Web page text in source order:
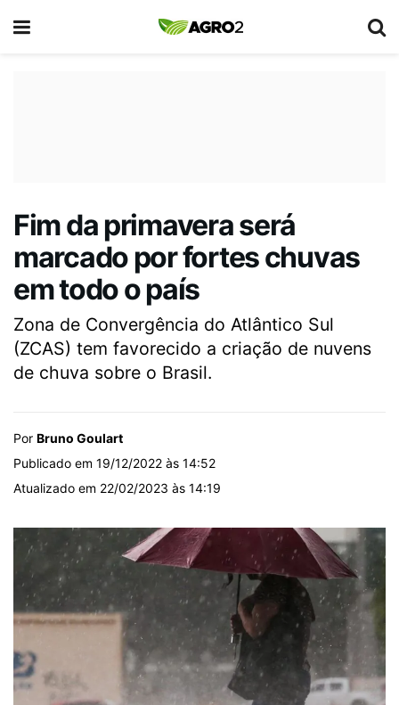
Fim da primavera será
marcado por fortes chuvas
em todo o país
Zona de Convergência do Atlântico Sul
(ZCAS) tem favorecido a criação de nuvens
de chuva sobre o Brasil.
Por Bruno Goulart
Publicado em 19/12/2022 às 14:52
Atualizado em 22/02/2023 às 14:19